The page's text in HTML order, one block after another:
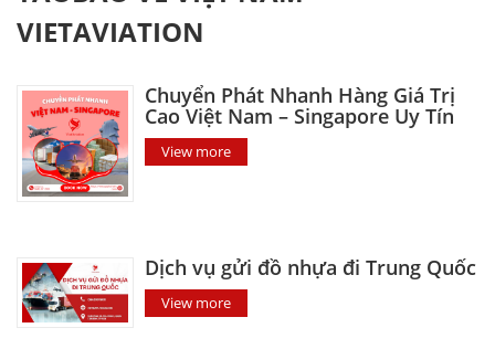
VIETAVIATION
Chuyển Phát Nhanh Hàng Giá Trị
Cao Việt Nam – Singapore Uy Tín
View more
Dịch vụ gửi đồ nhựa đi Trung Quốc
View more